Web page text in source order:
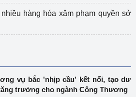
hàng hóa xâm phạm quyền sở
vụ bắc 'nhịp cầu' kết nối, tạo dư
trưởng cho ngành Công Thương